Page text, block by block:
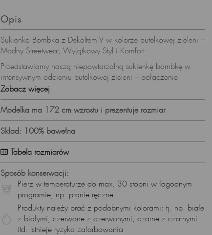
Opis
Sukienka Bombka z Dekoltem V w kolorze butelkowej zieleni –
Modny Streetwear, Wyjątkowy Styl i Komfort
Przedstawiamy naszą niepowtarzalną sukienkę bombkę w
intensywnym odcieniu butelkowej zieleni – połączenie
nowoczesnego designu, wygody streetwearu i wyjątkowego
stylu, które sprawią, że będziesz się wyróżniać z tłumu.
Specyfikacje Produktu:
Materiał: Gruba bawełniana dzianina dresowa
Krój: Oversize, dekolt V, długi rękaw
Styl: Streetwear, minimalistyczny
Projekt Bombki – Wyrazista Moda:
Sukienka w kształcie bombki to nie tylko wybór wygodny, ale
także modne wyrażenie indywidualności. Dekolt V dodaje jej
subtelnej elegancji.
Zobacz więcej
Modelka ma 172 cm wzrostu i prezentuje rozmiar
Skład: 100% bawełna
Tabela rozmiarów
Sposób konserwacji:
Pierz w temperaturze do max. 30 stopni w łagodnym
programie, np. pranie ręczne
Produkty należy prać z podobnymi kolorami: tj. np. białe
z białymi, czerwone z czerwonymi, czarne z czarnymi
itd. Istnieje ryzyko zafarbowania